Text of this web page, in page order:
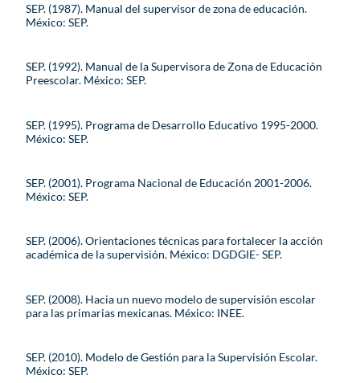
SEP. (1987). Manual del supervisor de zona de educación.
México: SEP.
SEP. (1992). Manual de la Supervisora de Zona de Educación
Preescolar. México: SEP.
SEP. (1995). Programa de Desarrollo Educativo 1995-2000.
México: SEP.
SEP. (2001). Programa Nacional de Educación 2001-2006.
México: SEP.
SEP. (2006). Orientaciones técnicas para fortalecer la acción
académica de la supervisión. México: DGDGIE- SEP.
SEP. (2008). Hacia un nuevo modelo de supervisión escolar
para las primarias mexicanas. México: INEE.
SEP. (2010). Modelo de Gestión para la Supervisión Escolar.
México: SEP.